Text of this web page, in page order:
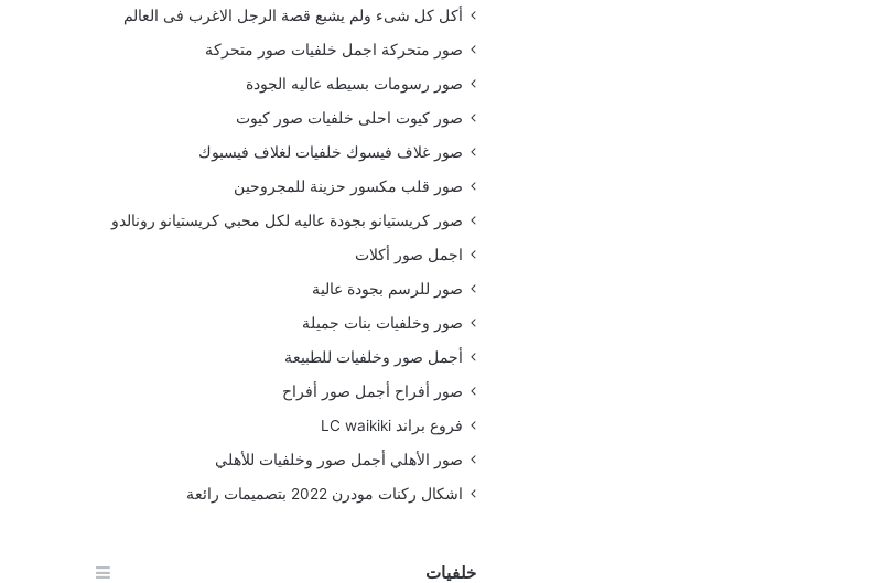
أكل كل شىء ولم يشبع قصة الرجل الاغرب فى العالم
صور متحركة اجمل خلفيات صور متحركة
صور رسومات بسيطه عاليه الجودة
صور كيوت احلى خلفيات صور كيوت
صور غلاف فيسوك خلفيات لغلاف فيسبوك
صور قلب مكسور حزينة للمجروحين
صور كريستيانو بجودة عاليه لكل محبي كريستيانو رونالدو
اجمل صور أكلات
صور للرسم بجودة عالية
صور وخلفيات بنات جميلة
أجمل صور وخلفيات للطبيعة
صور أفراح أجمل صور أفراح
فروع براند LC waikiki
صور الأهلي أجمل صور وخلفيات للأهلي
اشكال ركنات مودرن 2022 بتصميمات رائعة
خلفيات